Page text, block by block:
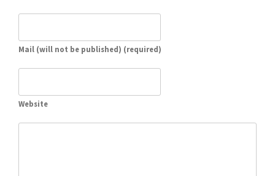
Mail (will not be published) (required)
Website